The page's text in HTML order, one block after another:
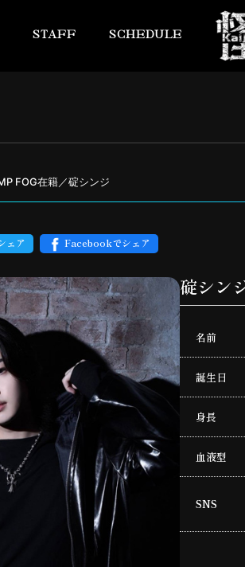
STAFF SCHEDULE
FOG在籍／碇シンジ
ェア Facebookでシェア
碇シン
名前
誕生日
身長
血液型
SNS